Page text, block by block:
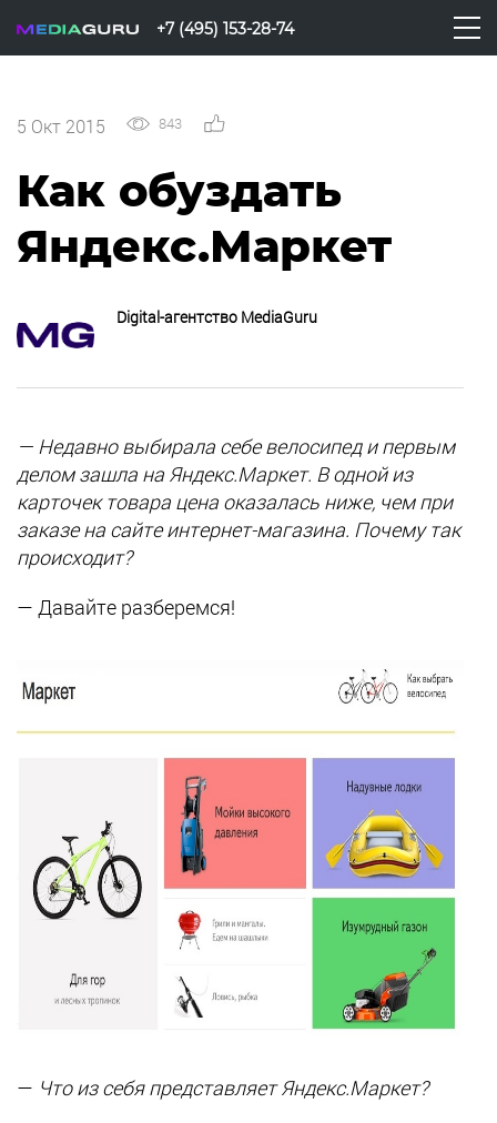
+7 (495) 153-28-74
5 Окт 2015 843
Как обуздать
Яндекс.Маркет
Digital-агентство MediaGuru
— Недавно выбирала себе велосипед и первым
делом зашла на Яндекс.Маркет. В одной из
карточек товара цена оказалась ниже, чем при
заказе на сайте интернет-магазина. Почему так
происходит?
— Давайте разберемся!
— Что из себя представляет Яндекс.Маркет?